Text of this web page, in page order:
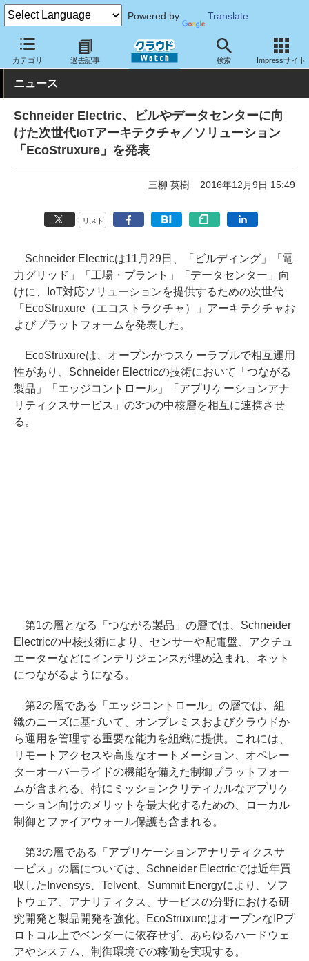
Powered by Translate
カテゴリ 過去記事 検索 Impressサイト
クラウド Watch サービス・ソフト ソフトウェア その他
ニュース
Schneider Electric、ビルやデータセンターに向
けた次世代IoTアーキテクチャ／ソリューション
「EcoStruxure」を発表
三柳 英樹 2016年12月9日 15:49
リスト
Schneider Electricは11月29日、「ビルディング」「電
力グリッド」「工場・プラント」「データセンター」向
けに、IoT対応ソリューションを提供するための次世代
「EcoStruxure（エコストラクチャ）」アーキテクチャお
よびプラットフォームを発表した。
EcoStruxureは、オープンかつスケーラブルで相互運用
性があり、Schneider Electricの技術において「つながる
製品」「エッジコントロール」「アプリケーションアナ
リティクスサービス」の3つの中核層を相互に連携させ
る。
第1の層となる「つながる製品」の層では、Schneider
Electricの中核技術により、センサーや配電盤、アクチュ
エーターなどにインテリジェンスが埋め込まれ、ネット
につながるようになる。
第2の層である「エッジコントロール」の層では、組
織のニーズに基づいて、オンプレミスおよびクラウドか
ら運用を管理する重要な能力を組織に提供。これには、
リモートアクセスや高度なオートメーション、オペレー
ターオーバーライドの機能を備えた制御プラットフォー
ムが含まれる。特にミッションクリティカルなアプリケ
ーション向けのメリットを最大化するための、ローカル
制御とファイアウォール保護も含まれる。
第3の層である「アプリケーションアナリティクスサ
ービス」の層については、Schneider Electricでは近年買
収したInvensys、Telvent、Summit Energyにより、ソフ
トウェア、アナリティクス、サービスの分野における研
究開発と製品開発を強化。EcoStruxureはオープンなIPプ
ロトコル上でベンダーに依存せず、あらゆるハードウェ
アやシステム、制御環境での稼働を実現する。